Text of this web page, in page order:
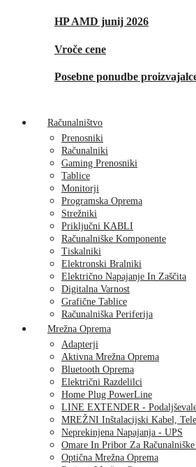
HP AMD junij 2026
Vroče cene
Posebne ponudbe
Računalništvo
Prenosniki
Računalniki
Gaming Prenosniki
Tablice
Monitorji
Programska Oprema
Strežniki
Priključni KABLI
Računalniške Komponente
Tiskalniki
Elektronski Bralniki
Električno Napajanje In Zaščita
Digitalna Varnost
Grafične Tablice
Računalniška Periferija
Mrežna Oprema
Adapterji
Aktivna Mrežna Oprema
Bluetooth Oprema
Električni Razdelilci
Home Plug PowerLine
LINE EXTENDER -
MREŽNI Inštalacijski Kabel,
Neprekinjena Napajanja - UPS
Omare In Pribor Za
Optična Mrežna Oprema